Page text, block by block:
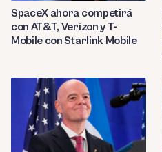
SpaceX ahora competirá
con AT&T, Verizon y T-
Mobile con Starlink Mobile